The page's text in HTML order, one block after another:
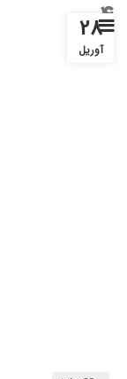
4
28
آوریل